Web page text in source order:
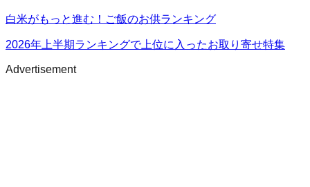
白米がもっと進む！ご飯のお供ランキング
2026年上半期ランキングで上位に入ったお取り寄せ特集
Advertisement